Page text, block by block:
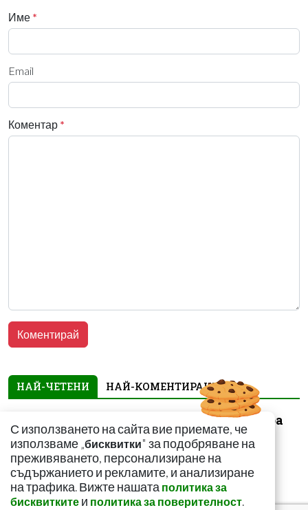
Име *
Email
Коментар *
НАЙ-ЧЕТЕНИ НАЙ-КОМЕНТИРАНИ
За какво сигнализира
болката ниско в
корема? Опасна ли е
С използването на сайта вие приемате, че
използваме „бисквитки" за подобряване на
преживяването, персонализиране на
съдържанието и рекламите, и анализиране
на трафика. Вижте нашата политика за
бисквитките и политика за поверителност.